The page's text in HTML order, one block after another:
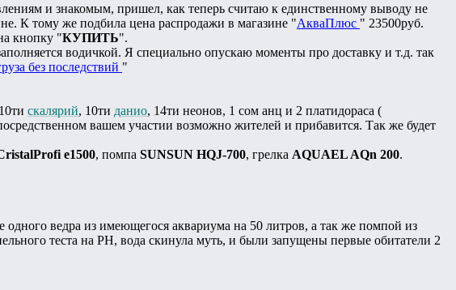
и знакомым, пришел, как теперь считаю к единственному выводу не
К тому же подбила цена распродажи в магазине "АкваПлюс " 23500руб.
кнопку "КУПИТЬ".
водичкой. Я специально опускаю моменты про доставку и т.д. так
без последствий "
скалярий, 10ти данио, 14ти неонов, 1 сом анц и 2 платидораса (
вашем участии возможно жителей и прибавится. Так же будет
e1500, помпа SUNSUN HQJ-700, грелка AQUAEL AQn 200.
одного ведра из имеющегося аквариума на 50 литров, а так же помпой из
теста на РН, вода скинула муть, и были запущены первые обитатели 2